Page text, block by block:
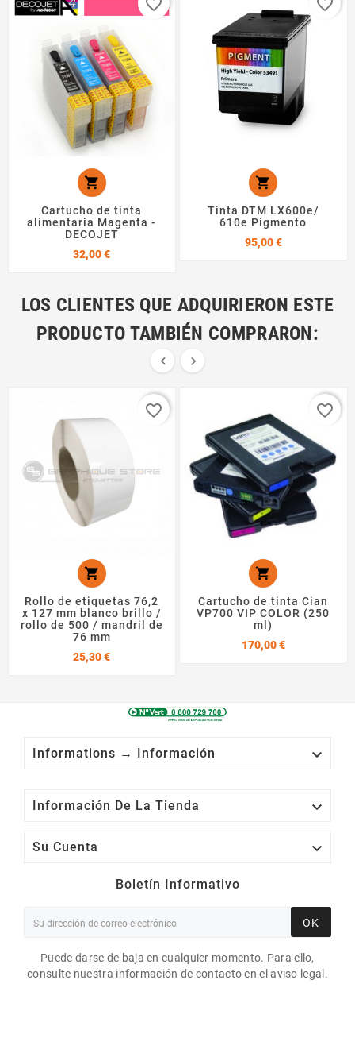

Cartucho de tinta
alimentaria Magenta -
DECOJET
32,00 €Precio
favorite_border

Tinta DTM LX600e/
610e Pigmento
95,00 €Precio
favorite_border
LOS CLIENTES QUE ADQUIRIERON ESTE
PRODUCTO TAMBIÉN COMPRARON:
 

Rollo de etiquetas 76,2
x 127 mm blanco brillo /
rollo de 500 / mandril de
76 mm
25,30 €Precio
favorite_border

Cartucho de tinta Cian
VP700 VIP COLOR (250
ml)
170,00 €Precio
favorite_border
Informations → Información 
Información De La Tienda 
Su Cuenta 
Boletín Informativo
OK
Puede darse de baja en cualquier momento. Para ello,
consulte nuestra información de contacto en el aviso legal.